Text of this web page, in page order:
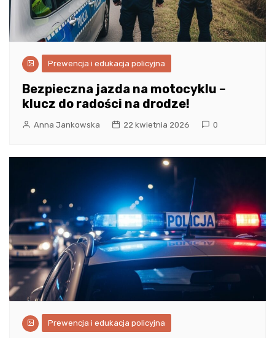
Prewencja i edukacja policyjna
Bezpieczna jazda na motocyklu –
klucz do radości na drodze!
Anna Jankowska 22 kwietnia 2026 0
Prewencja i edukacja policyjna